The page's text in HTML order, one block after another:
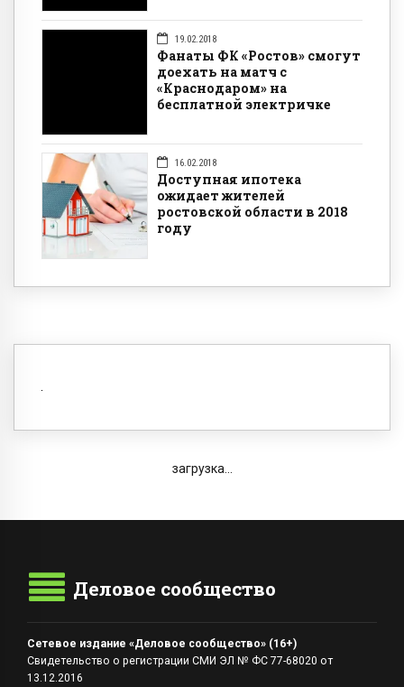
19.02.2018
Фанаты ФК «Ростов» смогут
доехать на матч с
«Краснодаром» на
бесплатной электричке
16.02.2018
Доступная ипотека
ожидает жителей
ростовской области в 2018
году
загрузка...
Деловое сообщество
Сетевое издание «Деловое сообщество» (16+)
Свидетельство о регистрации СМИ ЭЛ № ФС 77-68020 от
13.12.2016